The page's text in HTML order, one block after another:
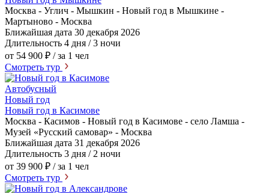
Москва - Углич - Мышкин - Новый год в Мышкине -
Мартыново - Москва
Ближайшая дата 30 декабря 2026
Длительность 4 дня / 3 ночи
от 54 900 ₽ / за 1 чел
Смотреть тур
Автобусный
Новый год
Новый год в Касимове
Москва - Касимов - Новый год в Касимове - село Ламша -
Музей «Русский самовар» - Москва
Ближайшая дата 31 декабря 2026
Длительность 3 дня / 2 ночи
от 39 900 ₽ / за 1 чел
Смотреть тур